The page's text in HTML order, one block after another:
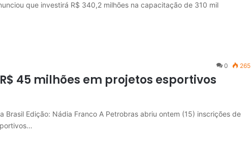
que investirá R$ 340,2 milhões na capacitação de 310 mil
0 265
45 milhões em projetos esportivos
Brasil Edição: Nádia Franco A Petrobras abriu ontem (15) inscrições de